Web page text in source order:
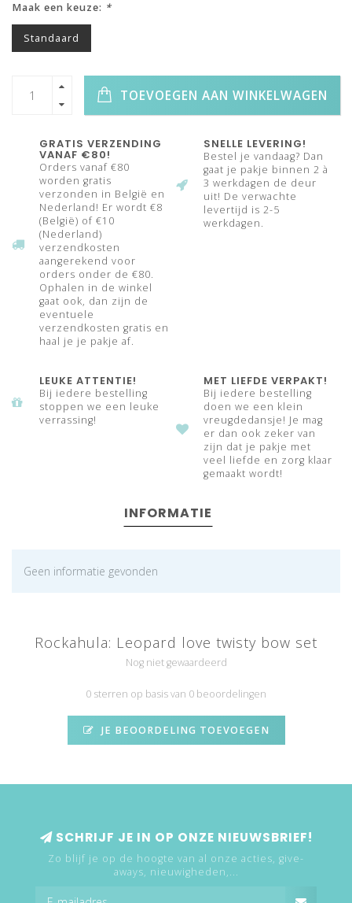
Maak een keuze: *
Standaard
TOEVOEGEN AAN WINKELWAGEN
GRATIS VERZENDING
VANAF €80!
Orders vanaf €80
worden gratis
verzonden in België en
Nederland! Er wordt €8
(België) of €10
(Nederland)
verzendkosten
aangerekend voor
orders onder de €80.
Ophalen in de winkel
gaat ook, dan zijn de
eventuele
verzendkosten gratis en
haal je je pakje af.
SNELLE LEVERING!
Bestel je vandaag? Dan
gaat je pakje binnen 2 à
3 werkdagen de deur
uit! De verwachte
levertijd is 2-5
werkdagen.
LEUKE ATTENTIE!
Bij iedere bestelling
stoppen we een leuke
verrassing!
MET LIEFDE VERPAKT!
Bij iedere bestelling
doen we een klein
vreugdedansje! Je mag
er dan ook zeker van
zijn dat je pakje met
veel liefde en zorg klaar
gemaakt wordt!
INFORMATIE
Geen informatie gevonden
Rockahula: Leopard love twisty bow set
Nog niet gewaardeerd
0 sterren op basis van 0 beoordelingen
JE BEOORDELING TOEVOEGEN
SCHRIJF JE IN OP ONZE NIEUWSBRIEF!
Zo blijf je op de hoogte van al onze acties, give-
aways, nieuwigheden,...